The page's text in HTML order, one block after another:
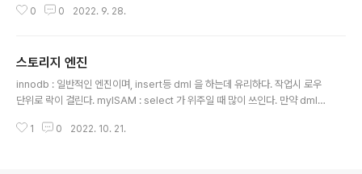
그런지 알수가 없었다. start transaction을 하였을 경우 rollback이나 com
on 을 건 세션은 select문을 초기 실행 했느냐안했느냐에 따라서 반영이되고
안되고를 오락가락 하는것같은데 관련 정리가 필요해 보인다고 생각하였다. 이
런 의문을 품던중 아래 링크 설명을 보았다. 해당 글을 자..
0 0 2022. 9. 28.
스토리지 엔진
innodb : 일반적인 엔진이며, insert등 dml 을 하는데 유리하다. 작업시 로우
단위로 락이 걸린다. myISAM : select 가 위주일 때 많이 쓰인다. 만약 dml작
1 0 2022. 10. 21.